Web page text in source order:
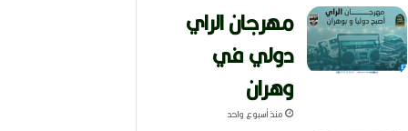
مهرجان الراي
دولي في
وهران
منذ أسبوع واحد